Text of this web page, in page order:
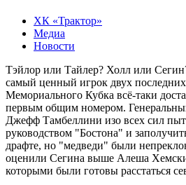
ХК «Трактор»
Медиа
Новости
Тэйлор или Тайлер? Холл или
самый ценный игрок двух
Мемориального Кубка всё-таки
первым общим номером.
Джефф Тамбеллини изо всех сил
руководством "Бостона" и
драфте, но "медведи" были
оценили Сегина выше Алеша
которыми были готовы расстаться